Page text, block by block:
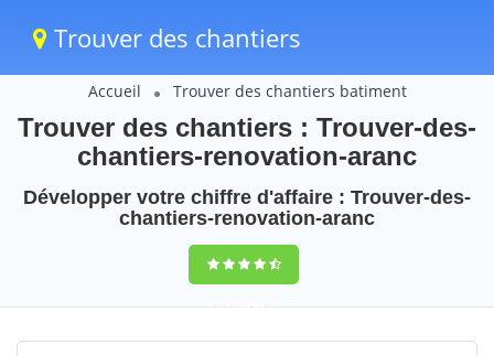
Trouver des chantiers
Accueil Trouver des chantiers batiment
Trouver des chantiers : Trouver-des-
chantiers-renovation-aranc
Développer votre chiffre d'affaire : Trouver-des-
chantiers-renovation-aranc
9,5(100%)71
votes